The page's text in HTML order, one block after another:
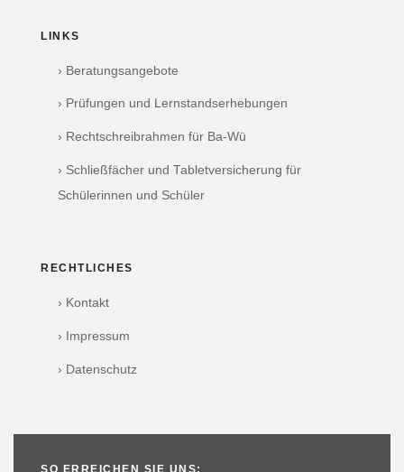
LINKS
› Beratungsangebote
› Prüfungen und Lernstandserhebungen
› Rechtschreibrahmen für Ba-Wü
› Schließfächer und Tabletversicherung für
Schülerinnen und Schüler
RECHTLICHES
› Kontakt
› Impressum
› Datenschutz
SO ERREICHEN SIE UNS: